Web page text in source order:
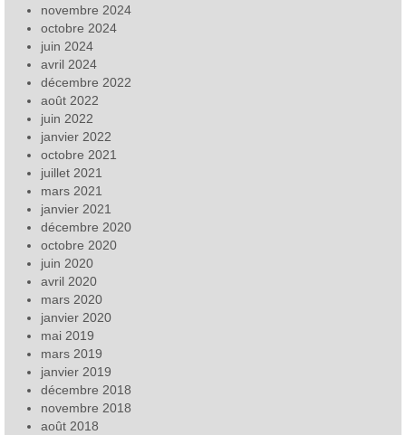
novembre 2024
octobre 2024
juin 2024
avril 2024
décembre 2022
août 2022
juin 2022
janvier 2022
octobre 2021
juillet 2021
mars 2021
janvier 2021
décembre 2020
octobre 2020
juin 2020
avril 2020
mars 2020
janvier 2020
mai 2019
mars 2019
janvier 2019
décembre 2018
novembre 2018
août 2018